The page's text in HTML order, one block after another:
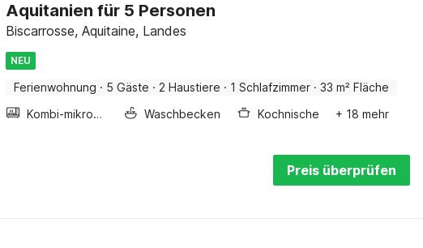
Aquitanien für 5 Personen
Biscarrosse, Aquitaine, Landes
NEU
Ferienwohnung · 5 Gäste · 2 Haustiere · 1 Schlafzimmer · 33 m² Fläche
Kombi-mikrowelle
Waschbecken Kochnische + 18 mehr
Preis überprüfen